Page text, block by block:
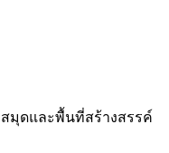
มุดและพื้นที่สร้างสรรค์